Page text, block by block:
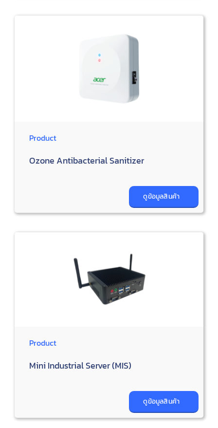
Product
Ozone Antibacterial Sanitizer
ดูข้อมูลสินค้า
Product
Mini Industrial Server (MIS)
ดูข้อมูลสินค้า